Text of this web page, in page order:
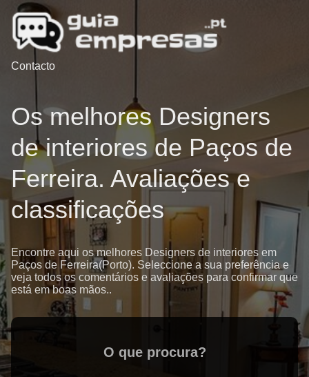
Contacto
Os melhores Designers
de interiores de Paços de
Ferreira. Avaliações e
classificações
Encontre aqui os melhores Designers de interiores em
Paços de Ferreira(Porto). Seleccione a sua preferência e
veja todos os comentários e avaliações para confirmar que
está em boas mãos..
O que procura?